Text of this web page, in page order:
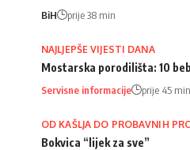
BiH prije 38 min
NAJLJEPŠE VIJESTI DANA
Mostarska porodilišta: 10
Servisne informacije prije 45 min
OD KAŠLJA DO PROBAVNIH
Bokvica “lijek za sve”